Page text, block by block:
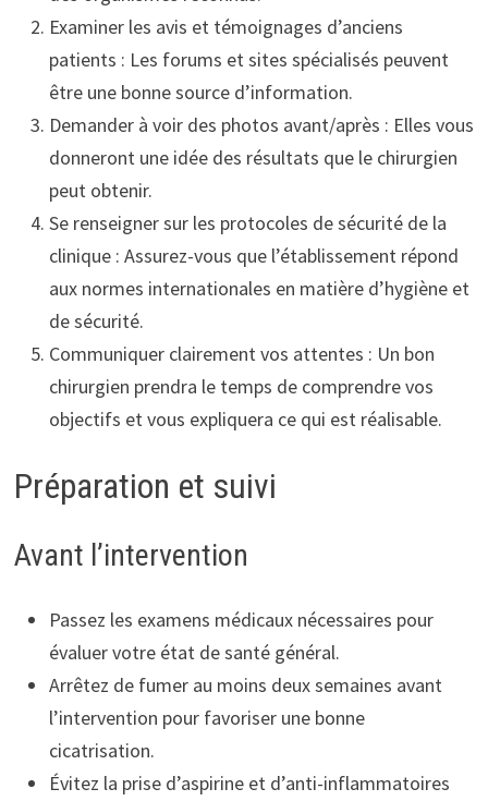
Examiner les avis et témoignages d’anciens
patients : Les forums et sites spécialisés peuvent
être une bonne source d’information.
Demander à voir des photos avant/après : Elles vous
donneront une idée des résultats que le chirurgien
peut obtenir.
Se renseigner sur les protocoles de sécurité de la
clinique : Assurez-vous que l’établissement répond
aux normes internationales en matière d’hygiène et
de sécurité.
Communiquer clairement vos attentes : Un bon
chirurgien prendra le temps de comprendre vos
objectifs et vous expliquera ce qui est réalisable.
Préparation et suivi
Avant l’intervention
Passez les examens médicaux nécessaires pour
évaluer votre état de santé général.
Arrêtez de fumer au moins deux semaines avant
l’intervention pour favoriser une bonne
cicatrisation.
Évitez la prise d’aspirine et d’anti-inflammatoires